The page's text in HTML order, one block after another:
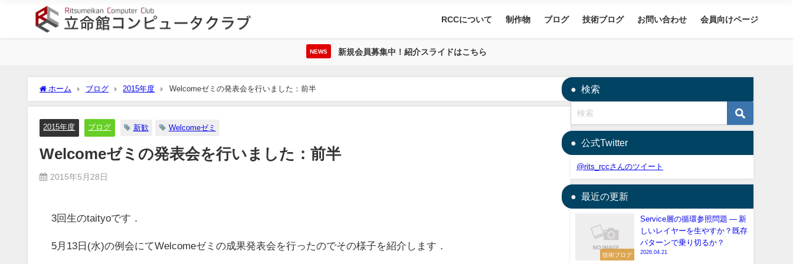
RCCについて 制作物 ブログ 技術ブログ お問い合わせ 会員向けページ
NEWS 新規会員募集中！紹介スライドはこちら
ホーム ブログ 2015年度 Welcomeゼミの発表会を行いました：前半
2015年度 ブログ 新歓 Welcomeゼミ
Welcomeゼミの発表会を行いました：前半
2015年5月28日
3回生のtaityoです．
5月13日(水)の例会にてWelcomeゼミの成果発表会を行ったのでその様子を紹介します．
検索
公式Twitter
@rits_rccさんのツイート
最近の更新
技術ブログ
Service層の循環参照問題 — 新
しいレイヤーを生やすか？既存
パターンで乗り切るか？
2026.04.21